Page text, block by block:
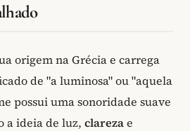
origem na Grécia e carrega
de "a luminosa" ou "aquela
possui uma sonoridade suave
a ideia de luz, clarezae